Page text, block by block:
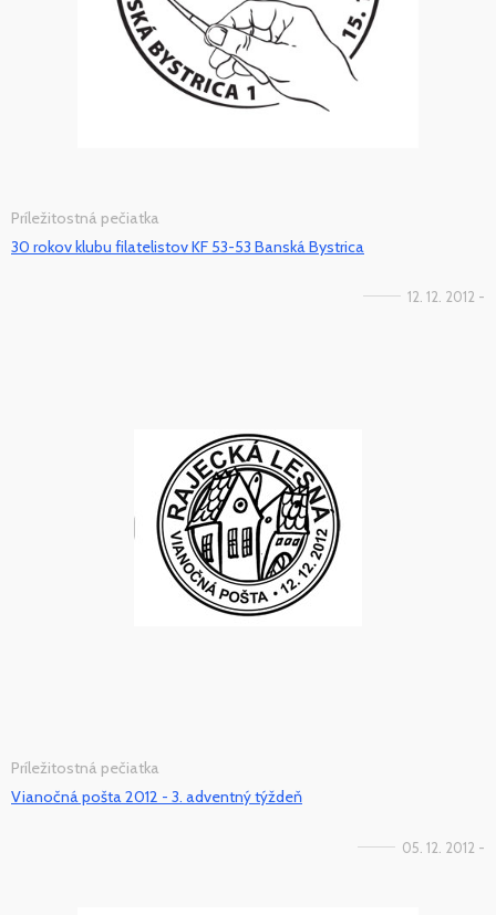
Príležitostná pečiatka
30 rokov klubu filatelistov KF 53-53 Banská Bystrica
12. 12. 2012 -
Príležitostná pečiatka
Vianočná pošta 2012 - 3. adventný týždeň
05. 12. 2012 -